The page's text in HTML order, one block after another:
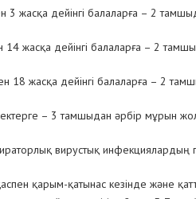
3 жасқа дейінгі балаларға – 2
14 жасқа дейінгі балаларға – 2
18 жасқа дейінгі балаларға – 2
– 3 тамшыдан әрбір мұрын
вирустық инфекциялардың
қарым-қатынас кезінде және